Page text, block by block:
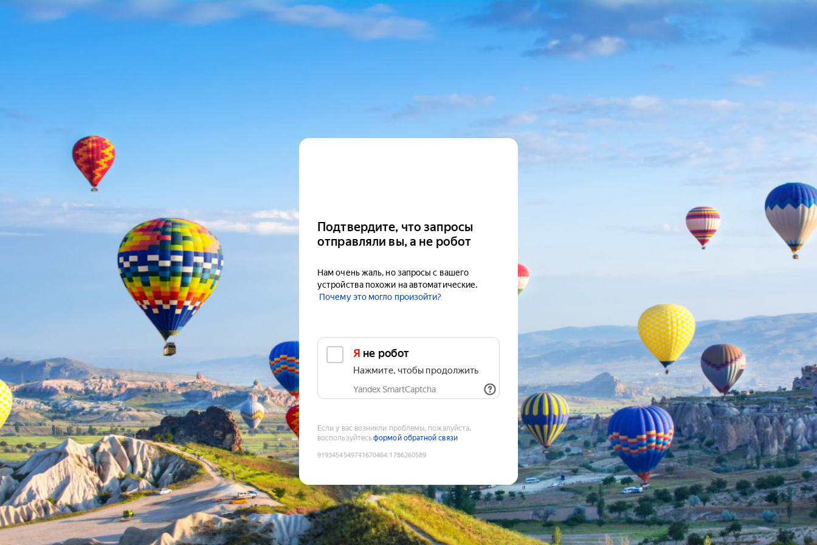
Подтвердите, что запросы
отправляли вы, а не робот
Нам очень жаль, но запросы с вашего
устройства похожи на автоматические.
Почему это могло произойти?
Я не робот
Нажмите, чтобы продолжить
Yandex SmartCaptcha
Если у вас возникли проблемы, пожалуйста,
воспользуйтесьформой обратной связи
9193454549741670464:1786260589